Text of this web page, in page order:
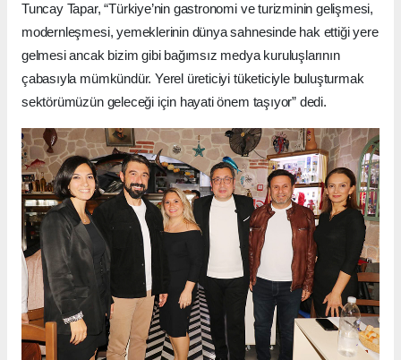
Tuncay Tapar, “Türkiye’nin gastronomi ve turizminin gelişmesi,
modernleşmesi, yemeklerinin dünya sahnesinde hak ettiği yere
gelmesi ancak bizim gibi bağımsız medya kuruluşlarının
çabasıyla mümkündür. Yerel üreticiyi tüketiciyle buluşturmak
sektörümüzün geleceği için hayati önem taşıyor” dedi.